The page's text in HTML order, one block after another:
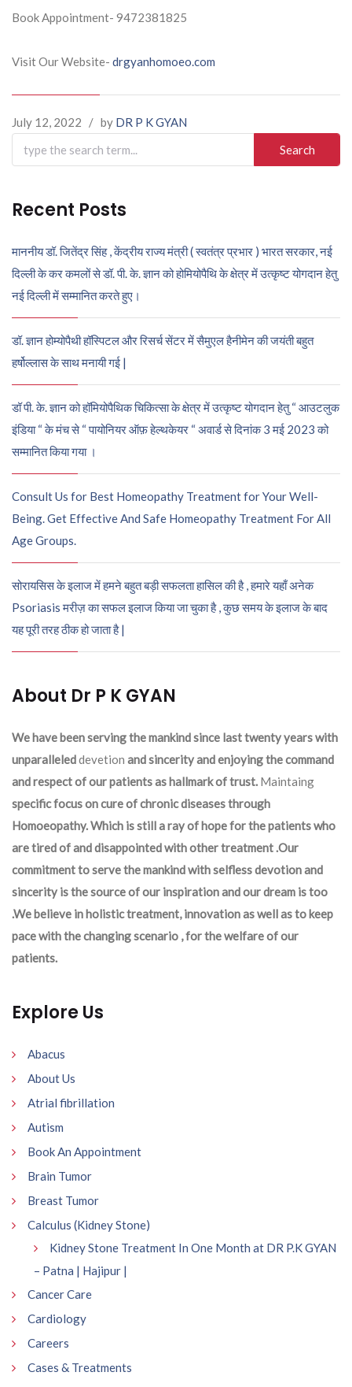
Book Appointment- 9472381825
Visit Our Website- drgyanhomoeo.com
July 12, 2022 / by DR P K GYAN
Search
for:
Recent Posts
माननीय डॉ. जितेंद्र सिंह , केंद्रीय राज्य मंत्री ( स्वतंत्र प्रभार ) भारत सरकार, नई
दिल्ली के कर कमलों से डॉ. पी. के. ज्ञान को होमियोपैथि के क्षेत्र में उत्कृष्ट योगदान हेतु
नई दिल्ली में सम्मानित करते हुए।
डॉ. ज्ञान होम्योपैथी हॉस्पिटल और रिसर्च सेंटर में सैमुएल हैनीमेन की जयंती बहुत
हर्षोल्लास के साथ मनायी गई |
डॉ पी. के. ज्ञान को हॉमियोपैथिक चिकित्सा के क्षेत्र में उत्कृष्ट योगदान हेतु “ आउटलुक
इंडिया “ के मंच से “ पायोनियर ऑफ़ हेल्थकेयर “ अवार्ड से दिनांक 3 मई 2023 को
सम्मानित किया गया ।
Consult Us for Best Homeopathy Treatment for Your Well-
Being. Get Effective And Safe Homeopathy Treatment For All
Age Groups.
सोरायसिस के इलाज में हमने बहुत बड़ी सफलता हासिल की है , हमारे यहाँ अनेक
Psoriasis मरीज़ का सफल इलाज किया जा चुका है , कुछ समय के इलाज के बाद
यह पूरी तरह ठीक हो जाता है |
About Dr P K GYAN
We have been serving the mankind since last twenty years with
unparalleleddevetion and sincerity and enjoying the command
and respect of our patients as hallmark of trust. Maintaing
specific focus on cure of chronic diseases through
Homoeopathy. Which is still a ray of hope for the patients who
are tired of and disappointed with other treatment .Our
commitment to serve the mankind with selfless devotion and
sincerity is the source of our inspiration and our dream is too
.We believe in holistic treatment, innovation as well as to keep
pace with the changing scenario , for the welfare of our
patients.
Explore Us
Abacus
About Us
Atrial fibrillation
Autism
Book An Appointment
Brain Tumor
Breast Tumor
Calculus (Kidney Stone)
Kidney Stone Treatment In One Month at DR P.K GYAN
– Patna | Hajipur |
Cancer Care
Cardiology
Careers
Cases & Treatments